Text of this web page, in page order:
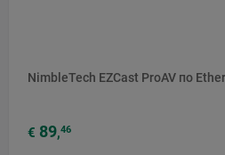
NimbleTech EZCast ProAV по
€ 89,46